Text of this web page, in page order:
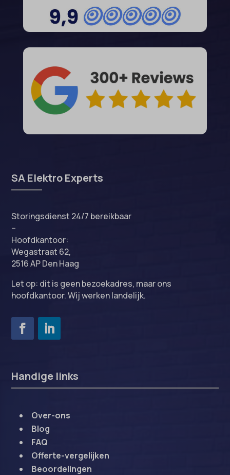
SA Elektro Experts
Storingsdienst 24/7 bereikbaar
–
Hoofdkantoor:
Wegastraat 62,
2516 AP Den Haag
Let op: dit is geen bezoekadres, maar ons
hoofdkantoor. Wij werken landelijk.
Handige links
Over-ons
Blog
FAQ
Offerte-vergelijken
Beoordelingen